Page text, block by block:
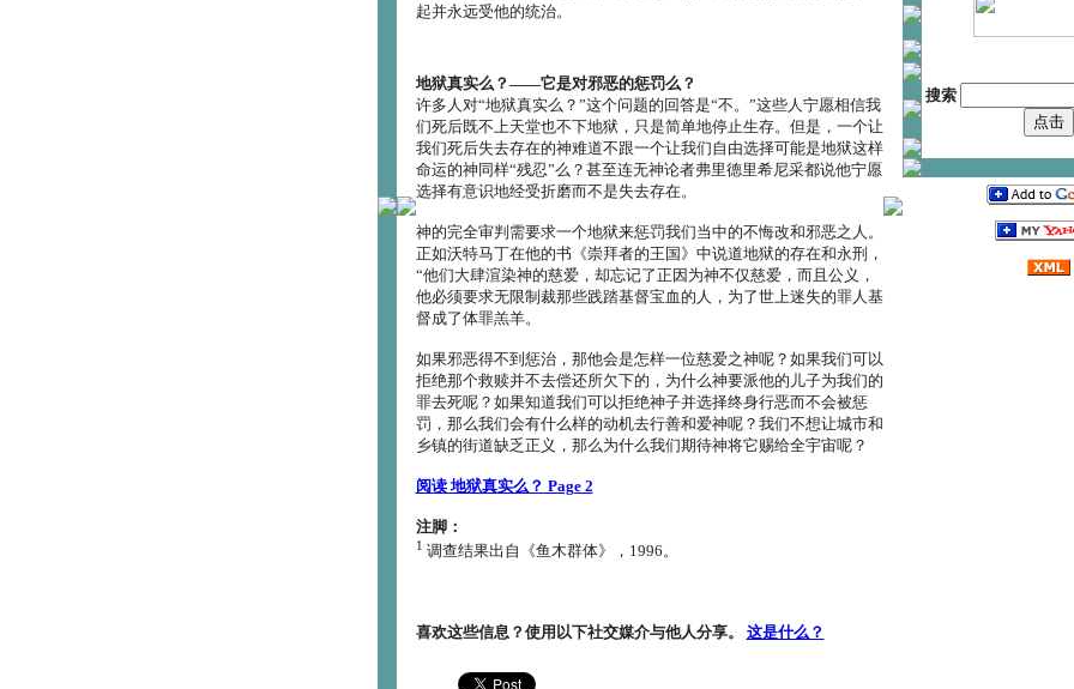
起并永远受他的统治。
地狱真实么？――它是对邪恶的惩罚么？
许多人对“地狱真实么？”这个问题的回答是“不。”这些人宁愿相信我
们死后既不上天堂也不下地狱，只是简单地停止生存。但是，一个让
我们死后失去存在的神难道不跟一个让我们自由选择可能是地狱这样
命运的神同样“残忍”么？甚至连无神论者弗里德里希尼采都说他宁愿
选择有意识地经受折磨而不是失去存在。
神的完全审判需要求一个地狱来惩罚我们当中的不悔改和邪恶之人。
正如沃特马丁在他的书《崇拜者的王国》中说道地狱的存在和永刑，
“他们大肆渲染神的慈爱，却忘记了正因为神不仅慈爱，而且公义，
他必须要求无限制裁那些践踏基督宝血的人，为了世上迷失的罪人基
督成了体罪羔羊。
如果邪恶得不到惩治，那他会是怎样一位慈爱之神呢？如果我们可以
拒绝那个救赎并不去偿还所欠下的，为什么神要派他的儿子为我们的
罪去死呢？如果知道我们可以拒绝神子并选择终身行恶而不会被惩
罚，那么我们会有什么样的动机去行善和爱神呢？我们不想让城市和
乡镇的街道缺乏正义，那么为什么我们期待神将它赐给全宇宙呢？
阅读 地狱真实么？ Page 2
注脚：
1 调查结果出自《鱼木群体》，1996。
喜欢这些信息？使用以下社交媒介与他人分享。 这是什么？
搜索